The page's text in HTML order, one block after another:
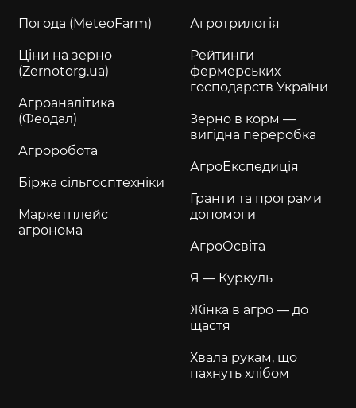
Погода (MeteoFarm)
Ціни на зерно
(Zernotorg.ua)
Агроаналітика
(Феодал)
Агроробота
Біржа сільгосптехніки
Маркетплейс
агронома
Агротрилогія
Рейтинги
фермерських
господарств України
Зерно в корм —
вигідна переробка
АгроЕкспедиція
Гранти та програми
допомоги
АгроОсвіта
Я — Куркуль
Жінка в агро — до
щастя
Хвала рукам, що
пахнуть хлібом